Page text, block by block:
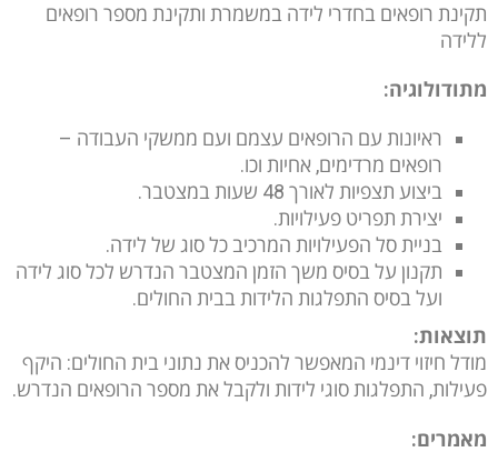
תקינת רופאים בחדרי לידה במשמרת ותקינת מספר רופאים
ללידה
מתודולוגיה:
ראיונות עם הרופאים עצמם ועם ממשקי העבודה –
רופאים מרדימים, אחיות וכו.
ביצוע תצפיות לאורך 48 שעות במצטבר.
יצירת תפריט פעילויות.
בניית סל הפעילויות המרכיב כל סוג של לידה.
תקנון על בסיס משך הזמן המצטבר הנדרש לכל סוג לידה
ועל בסיס התפלגות הלידות בבית החולים.
תוצאות:
מודל חיזוי דינמי המאפשר להכניס את נתוני בית החולים: היקף
פעילות, התפלגות סוגי לידות ולקבל את מספר הרופאים הנדרש.
מאמרים: